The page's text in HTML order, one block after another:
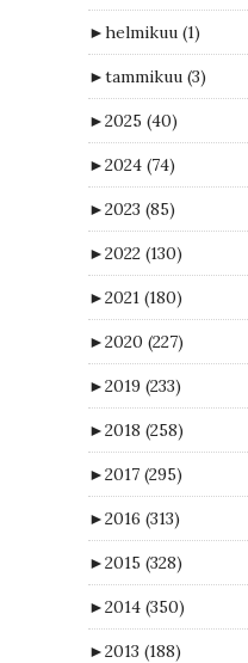
►helmikuu (1)
►tammikuu (3)
►2025 (40)
►2024 (74)
►2023 (85)
►2022 (130)
►2021 (180)
►2020 (227)
►2019 (233)
►2018 (258)
►2017 (295)
►2016 (313)
►2015 (328)
►2014 (350)
►2013 (188)